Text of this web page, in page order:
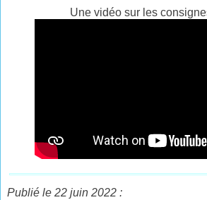
Une vidéo sur les
Publié le 22 juin 2022 :